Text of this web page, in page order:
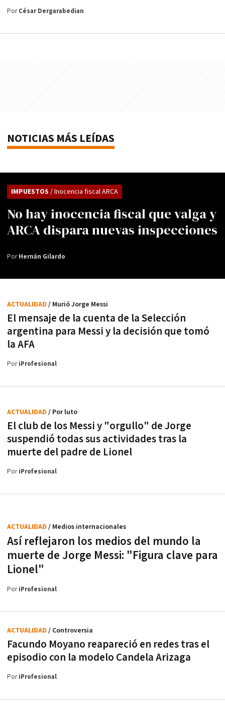
PorCésar Dergarabedian
NOTICIAS MÁS LEÍDAS
No hay inocencia fiscal que valga y
ARCA dispara nuevas inspecciones
IMPUESTOS / Inocencia fiscal ARCA
PorHernán Gilardo
El mensaje de la cuenta de la Selección
argentina para Messi y la decisión que tomó
la AFA
ACTUALIDAD / Murió Jorge Messi
PoriProfesional
El club de los Messi y "orgullo" de Jorge
suspendió todas sus actividades tras la
muerte del padre de Lionel
ACTUALIDAD / Por luto
PoriProfesional
Así reflejaron los medios del mundo la
muerte de Jorge Messi: "Figura clave para
Lionel"
ACTUALIDAD / Medios internacionales
PoriProfesional
Facundo Moyano reapareció en redes tras el
episodio con la modelo Candela Arizaga
ACTUALIDAD / Controversia
PoriProfesional